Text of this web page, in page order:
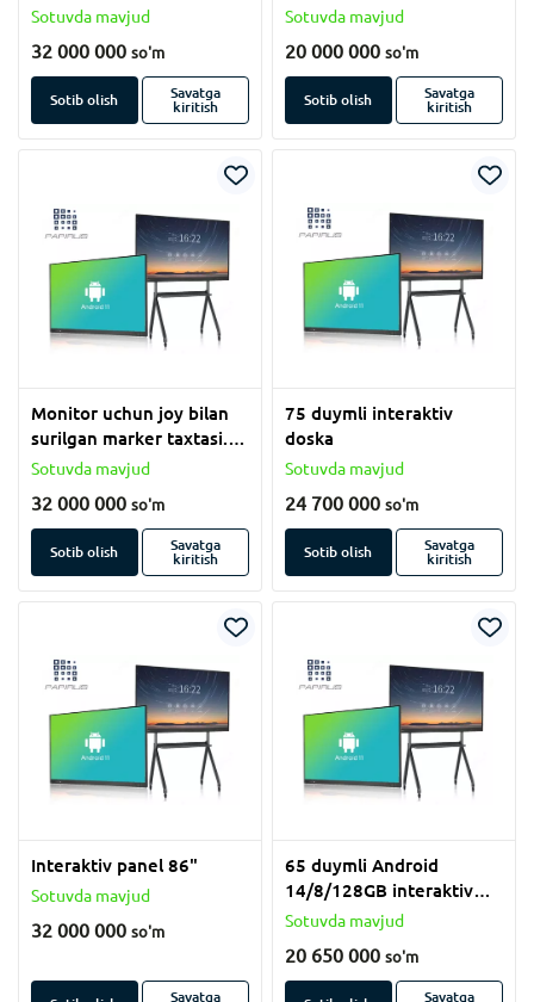
(120x550 sm)
Sotuvda mavjud
32 000 000 so'm
Sotib olish
Savatga
kiritish
(120x550 sm)
Sotuvda mavjud
20 000 000 so'm
Sotib olish
Savatga
kiritish
Monitor uchun joy bilan
surilgan marker taxtasi.
(120x550 sm)
Sotuvda mavjud
32 000 000 so'm
Sotib olish
Savatga
kiritish
75 duymli interaktiv
doska
Sotuvda mavjud
24 700 000 so'm
Sotib olish
Savatga
kiritish
Interaktiv panel 86"
Sotuvda mavjud
32 000 000 so'm
Savatga
65 duymli Android
14/8/128GB interaktiv
sensorli panel
Sotuvda mavjud
20 650 000 so'm
Savatga